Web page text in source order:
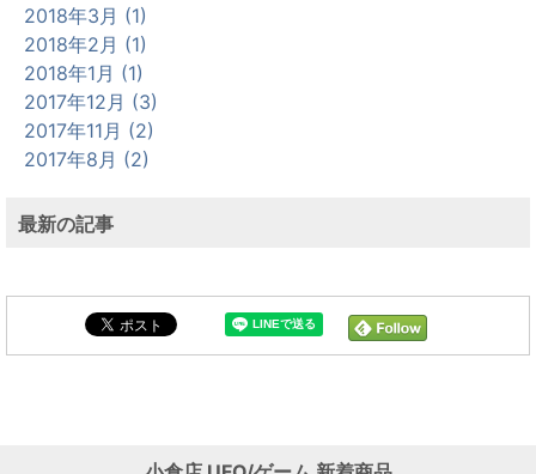
2018年3月 (1)
2018年2月 (1)
2018年1月 (1)
2017年12月 (3)
2017年11月 (2)
2017年8月 (2)
最新の記事